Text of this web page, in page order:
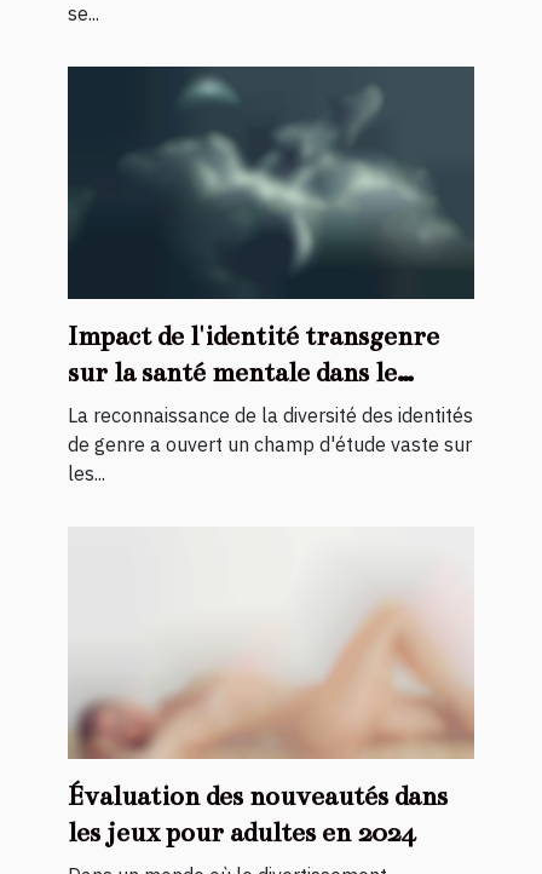
se...
Impact de l'identité transgenre
sur la santé mentale dans le
travail du sexe
La reconnaissance de la diversité des identités
de genre a ouvert un champ d'étude vaste sur
les...
Évaluation des nouveautés dans
les jeux pour adultes en 2024